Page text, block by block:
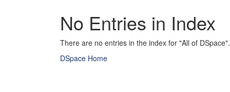
No Entries in Index
There are no entries in the index for "All of DSpace".
DSpace Home